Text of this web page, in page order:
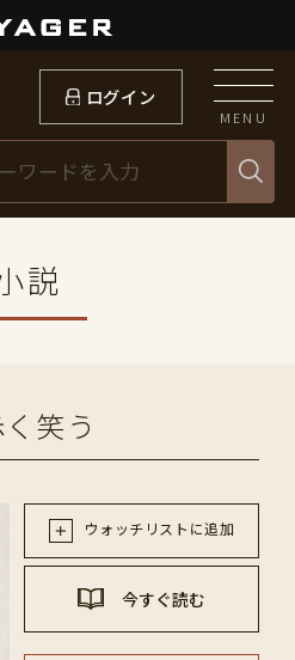
ログイン
MENU
説
笑う
ウォッチリストに追加
今すぐ読む